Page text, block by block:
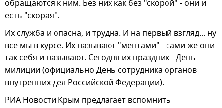
обращаются к ним. Без них как без "скорой" - они и
есть "скорая".
Их служба и опасна, и трудна. И на первый взгляд... ну
все мы в курсе. Их называют "ментами" - сами же они
так себя и называют. Сегодня их праздник - День
милиции (официально День сотрудника органов
внутренних дел Российской Федерации).
РИА Новости Крым предлагает вспомнить